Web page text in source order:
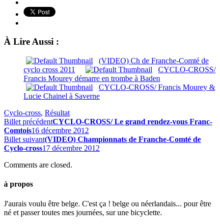
À Lire Aussi :
(VIDEO) Ch de Franche-Comté de
cyclo cross 2011
CYCLO-CROSS/
Francis Mourey démarre en trombe à Baden
CYCLO-CROSS/ Francis Mourey &
Lucie Chainel à Saverne
Cyclo-cross, Résultat
Billet précédentCYCLO-CROSS/ Le grand rendez-vous Franc-
Comtois16 décembre 2012
Billet suivant(VIDEO) Championnats de Franche-Comté de
Cyclo-cross17 décembre 2012
Comments are closed.
à propos
J'aurais voulu être belge. C'est ça ! belge ou néerlandais... pour être
né et passer toutes mes journées, sur une bicyclette.